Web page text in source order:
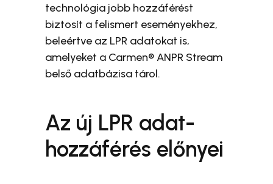
technológia jobb hozzáférést
biztosít a felismert eseményekhez,
beleértve az LPR adatokat is,
amelyeket a Carmen® ANPR Stream
belső adatbázisa tárol.
Az új LPR adat-
hozzáférés előnyei